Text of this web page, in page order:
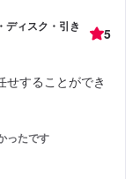
ディスク・引き
5
せすることができ
ったです